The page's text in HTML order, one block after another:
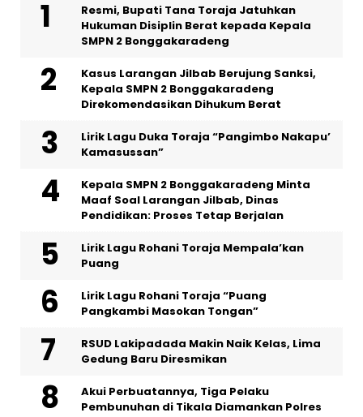
Resmi, Bupati Tana Toraja Jatuhkan
Hukuman Disiplin Berat kepada Kepala
SMPN 2 Bonggakaradeng
Kasus Larangan Jilbab Berujung Sanksi,
Kepala SMPN 2 Bonggakaradeng
Direkomendasikan Dihukum Berat
Lirik Lagu Duka Toraja “Pangimbo Nakapu’
Kamasussan”
Kepala SMPN 2 Bonggakaradeng Minta
Maaf Soal Larangan Jilbab, Dinas
Pendidikan: Proses Tetap Berjalan
Lirik Lagu Rohani Toraja Mempala’kan
Puang
Lirik Lagu Rohani Toraja “Puang
Pangkambi Masokan Tongan”
RSUD Lakipadada Makin Naik Kelas, Lima
Gedung Baru Diresmikan
Akui Perbuatannya, Tiga Pelaku
Pembunuhan di Tikala Diamankan Polres